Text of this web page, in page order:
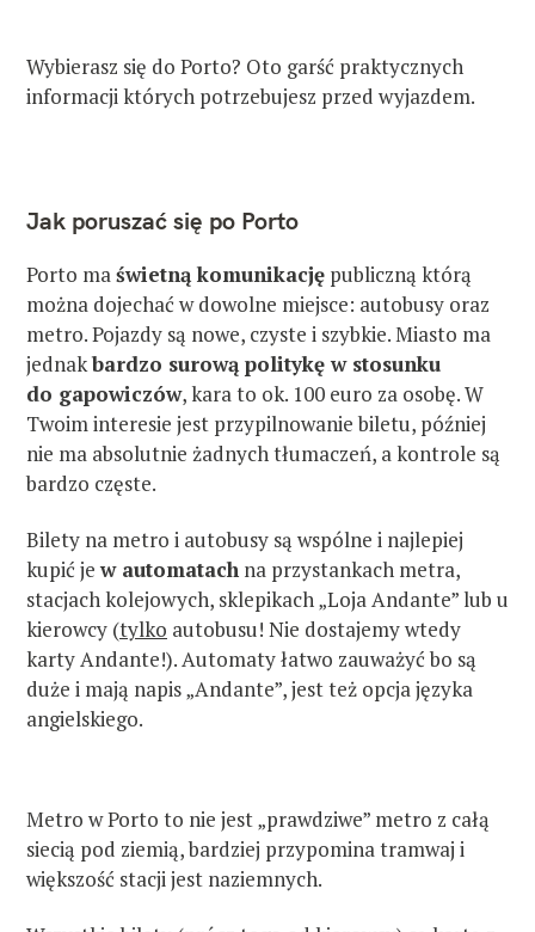
Wybierasz się do Porto? Oto garść praktycznych
informacji których potrzebujesz przed wyjazdem.
Jak poruszać się po Porto
Porto ma świetną komunikację publiczną którą
można dojechać w dowolne miejsce: autobusy oraz
metro. Pojazdy są nowe, czyste i szybkie. Miasto ma
jednakbardzo surową politykę w stosunku
do gapowiczów, kara to ok. 100 euro za osobę. W
Twoim interesie jest przypilnowanie biletu, później
nie ma absolutnie żadnych tłumaczeń, a kontrole są
bardzo częste.
Bilety na metro i autobusy są wspólne i najlepiej
kupić jew automatach na przystankach metra,
stacjach kolejowych, sklepikach „Loja Andante” lub u
kierowcy (tylko autobusu! Nie dostajemy wtedy
karty Andante!). Automaty łatwo zauważyć bo są
duże i mają napis „Andante”, jest też opcja języka
angielskiego.
Metro w Porto to nie jest „prawdziwe” metro z całą
siecią pod ziemią, bardziej przypomina tramwaj i
większość stacji jest naziemnych.